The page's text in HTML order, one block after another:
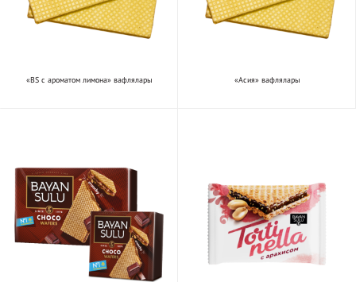
«BS с ароматом лимона» вафлялары «Асия» вафлялары